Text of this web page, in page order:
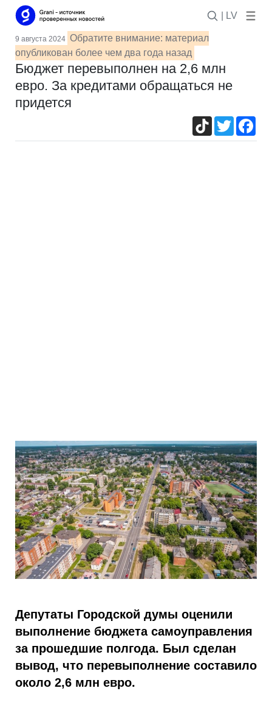
| LV
9 августа 2024 Обратите внимание: материал
опубликован более чем два года назад
Бюджет перевыполнен на 2,6 млн
евро. За кредитами обращаться не
придется
TikTokTwitter
Депутаты Городской думы оценили
выполнение бюджета самоуправления
за прошедшие полгода. Был сделан
вывод, что перевыполнение составило
около 2,6 млн евро.